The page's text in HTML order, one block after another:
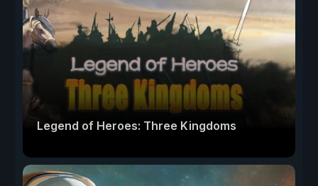
Legend of Heroes: Three Kingdoms